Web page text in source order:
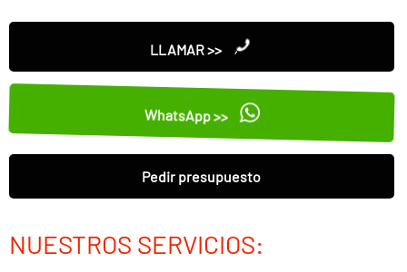
LLAMAR >>
WhatsApp >>
Pedir presupuesto
NUESTROS SERVICIOS: